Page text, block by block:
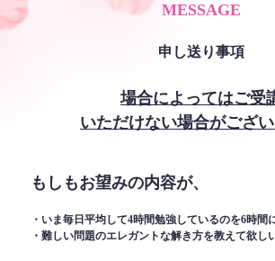
MESSAGE
申し送り事項
場合によってはご受
いただけない場合がござい
もしもお望みの内容が、
・いま毎日平均して4時間勉強しているのを6時間
・難しい問題のエレガントな解き方を教えて欲し